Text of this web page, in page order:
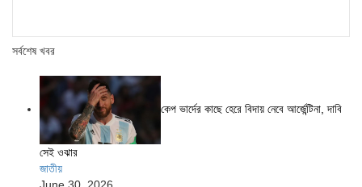
সর্বশেষ খবর
কেপ ভার্দের কাছে হেরে বিদায় নেবে আর্জেন্টিনা, দাবি
সেই ওঝার
জাতীয়
June 30, 2026